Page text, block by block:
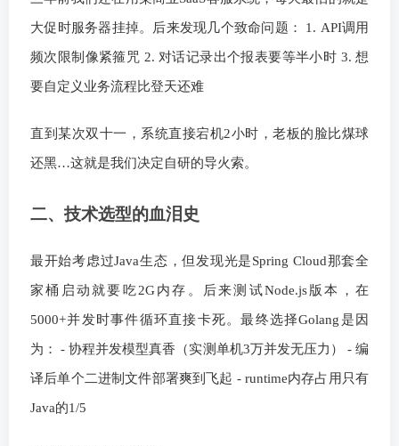
大促时服务器挂掉。后来发现几个致命问题： 1. API调用
频次限制像紧箍咒 2. 对话记录出个报表要等半小时 3. 想
要自定义业务流程比登天还难
直到某次双十一，系统直接宕机2小时，老板的脸比煤球
还黑…这就是我们决定自研的导火索。
二、技术选型的血泪史
最开始考虑过Java生态，但发现光是Spring Cloud那套全
家桶启动就要吃2G内存。后来测试Node.js版本，在
5000+并发时事件循环直接卡死。最终选择Golang是因
为： - 协程并发模型真香（实测单机3万并发无压力） - 编
译后单个二进制文件部署爽到飞起 - runtime内存占用只有
Java的1/5